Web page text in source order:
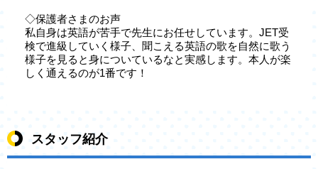
◇保護者さまのお声
私自身は英語が苦手で先生にお任せしています。JET受
検で進級していく様子、聞こえる英語の歌を自然に歌う
様子を見ると身についているなと実感します。本人が楽
しく通えるのが1番です！
スタッフ紹介